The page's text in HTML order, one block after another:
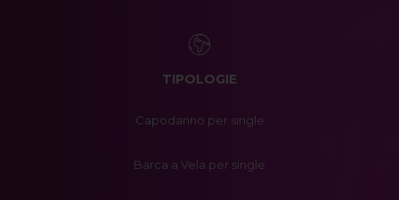
TIPOLOGIE
Capodanno per single
Barca a Vela per single